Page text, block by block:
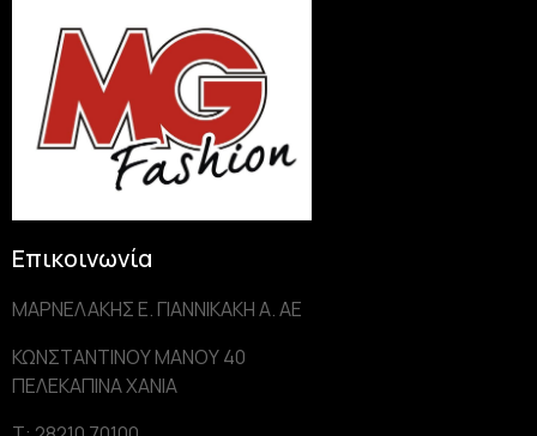
Επικοινωνία
ΜΑΡΝΕΛΑΚΗΣ Ε. ΓΙΑΝΝΙΚΑΚΗ Α. AE
ΚΩΝΣΤΑΝΤΙΝΟΥ ΜΑΝΟΥ 40
ΠΕΛΕΚΑΠΙΝΑ ΧΑΝΙΑ